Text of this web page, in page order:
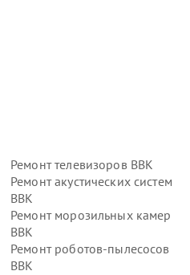
Ремонт телевизоров BBK
Ремонт акустических систем
BBK
Ремонт морозильных камер
BBK
Ремонт роботов-пылесосов
BBK